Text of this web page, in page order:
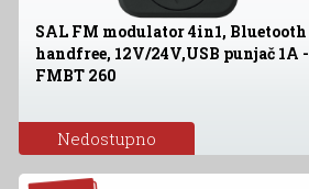
SAL FM modulator 4in1, Bluetooth
handfree, 12V/24V,USB punjač 1A -
FMBT 260
Nedostupno